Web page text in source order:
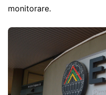
monitorare.